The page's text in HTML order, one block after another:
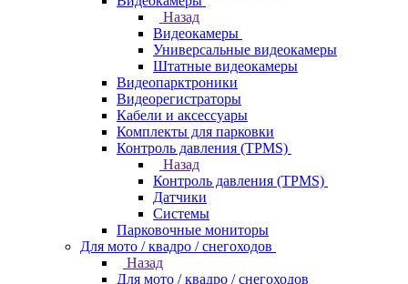
Назад
Видеокамеры
Универсальные видеокамеры
Штатные видеокамеры
Видеопарктроники
Видеорегистраторы
Кабели и аксессуары
Комплекты для парковки
Контроль давления (TPMS)
Назад
Контроль давления (TPMS)
Датчики
Системы
Парковочные мониторы
Для мото / квадро / снегоходов
Назад
Для мото / квадро / снегоходов